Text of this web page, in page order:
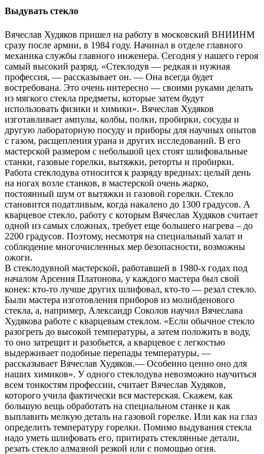
Выдувать стекло
Вячеслав Худяков пришел на работу в московский ВНИИНМ
сразу после армии, в 1984 году. Начинал в отделе главного
механика службы главного инженера. Сегодня у нашего героя
самый высокий разряд. «Стеклодув — редкая и нужная
профессия, — рассказывает он. — Она всегда будет
востребована. Это очень интересно — своими руками делать
из мягкого стекла предметы, которые затем будут
использовать физики и химики». Вячеслав Худяков
изготавливает ампулы, колбы, полки, пробирки, сосуды и
другую лабораторную посуду и приборы для научных опытов
с газом, расщепления урана и других исследований. В его
мастерской размером с небольшой цех стоят шлифовальные
станки, газовые горелки, вытяжки, реторты и пробирки.
Работа стеклодува относится к разряду вредных: целый день
на ногах возле станков, в мастерской очень жарко,
постоянный шум от вытяжки и газовой горелки. Стекло
становится податливым, когда накалено до 1300 градусов. А
кварцевое стекло, работу с которым Вячеслав Худяков считает
одной из самых сложных, требует еще большего нагрева – до
2200 градусов. Поэтому, несмотря на специальный халат и
соблюдение многочисленных мер безопасности, возможны
ожоги.
В стеклодувной мастерской, работавшей в 1980-х годах под
началом Арсения Платонова, у каждого мастера был свой
конек: кто-то лучше других шлифовал, кто-то — резал стекло.
Были мастера изготовления приборов из молибденового
стекла, а, например, Александр Соколов научил Вячеслава
Худякова работе с кварцевым стеклом. «Если обычное стекло
разогреть до высокой температуры, а затем положить в воду,
то оно затрещит и разобьется, а кварцевое с легкостью
выдерживает подобные перепады температуры, —
рассказывает Вячеслав Худяков.— Особенно ценно оно для
наших химиков». У одного стеклодува невозможно научиться
всем тонкостям профессии, считает Вячеслав Худяков,
которого учила фактически вся мастерская. Скажем, как
большую вещь обработать на специальном станке и как
выплавить мелкую деталь на газовой горелке. Или как на глаз
определить температуру горелки. Помимо выдувания стекла
надо уметь шлифовать его, притирать стеклянные детали,
резать стекло алмазной резкой или с помощью огня.